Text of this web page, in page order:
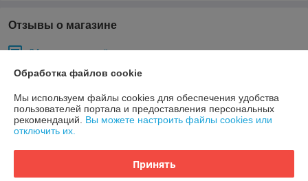
Отзывы о магазине
64 отзывов за всё время
Екатерина
Отлично
Обработка файлов cookie
Мы используем файлы cookies для обеспечения удобства
пользователей портала и предоставления персональных
рекомендаций. Вы можете настроить файлы cookies или
отключить их.
Принять